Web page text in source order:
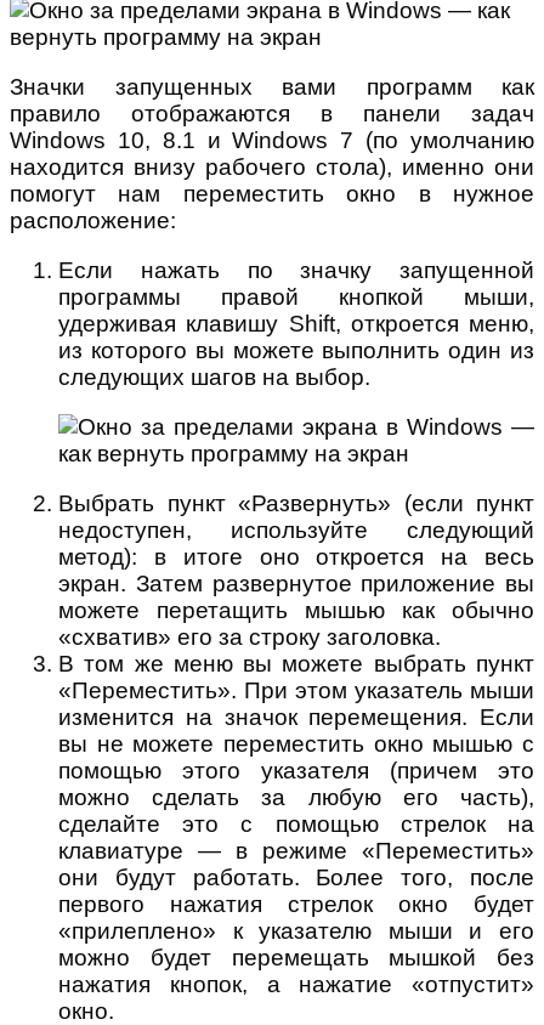
Значки запущенных вами программ как
правило отображаются в панели задач
Windows 10, 8.1 и Windows 7 (по умолчанию
находится внизу рабочего стола), именно они
помогут нам переместить окно в нужное
расположение:
Если нажать по значку запущенной
программы правой кнопкой мыши,
удерживая клавишу Shift, откроется меню,
из которого вы можете выполнить один из
следующих шагов на выбор.
Выбрать пункт «Развернуть» (если пункт
недоступен, используйте следующий
метод): в итоге оно откроется на весь
экран. Затем развернутое приложение вы
можете перетащить мышью как обычно
«схватив» его за строку заголовка.
В том же меню вы можете выбрать пункт
«Переместить». При этом указатель мыши
изменится на значок перемещения. Если
вы не можете переместить окно мышью с
помощью этого указателя (причем это
можно сделать за любую его часть),
сделайте это с помощью стрелок на
клавиатуре — в режиме «Переместить»
они будут работать. Более того, после
первого нажатия стрелок окно будет
«прилеплено» к указателю мыши и его
можно будет перемещать мышкой без
нажатия кнопок, а нажатие «отпустит»
окно.